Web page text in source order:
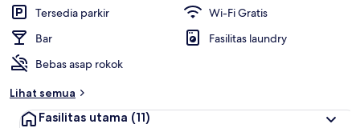
Tersedia parkir
Wi-Fi Gratis
Bar
Fasilitas laundry
Bebas asap rokok
Lihat semua
Fasilitas utama (11)